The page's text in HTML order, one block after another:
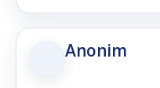
Anonim